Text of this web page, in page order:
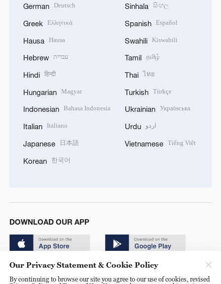
German Deutsch
Greek Ελληνικά
Hausa Hausa
Hebrew עברית
Hindi हिन्दी
Hungarian Magyar
Indonesian Bahasa Indonesia
Italian Italiano
Japanese 日本語
Korean 한국어
Sinhala සිංහල
Spanish Español
Swahili Kiswahili
Tamil தமிழ்
Thai ไทย
Turkish Türkçe
Ukrainian Українська
Urdu اردو
Vietnamese Tiếng Việt
DOWNLOAD OUR APP
Our Privacy Statement & Cookie Policy
By continuing to browse our site you agree to our use of cookies, revised